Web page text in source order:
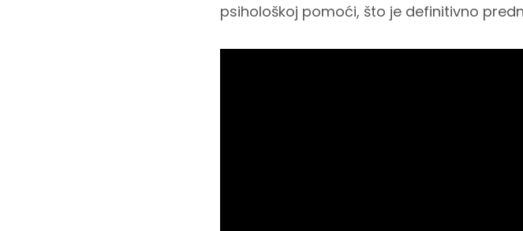
psihološkoj pomoći, što je definitivno